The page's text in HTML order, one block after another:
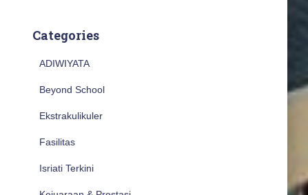
Categories
ADIWIYATA
Beyond School
Ekstrakulikuler
Fasilitas
Isriati Terkini